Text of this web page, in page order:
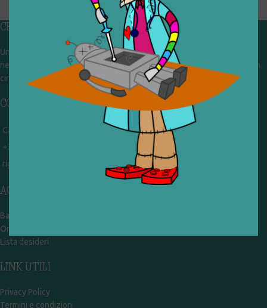
CHI SIAMO
Un gruppo di volontari che sognano di diventare un centro del riuso e
nel frattempo ricevono in dono giocattoli, li riparano e li reimmettono in
circolazione. Operiamo per un'economia civile, circolare e sostenibile.
CONTATTI
Campobasso - via Garibaldi 51
+39 328 767 9587
rigiocattolocb@gmail.com
ACCOUNT
Bacheca
Ordini
Lista desideri
LINK UTILI
Privacy Policy
Termini e condizioni